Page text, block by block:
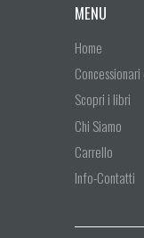
MENU
Home
Scopri i libri
Chi Siamo
Carrello
Info-Contatti